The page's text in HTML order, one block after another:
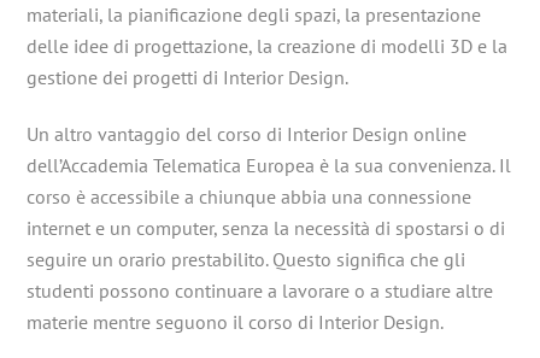
materiali, la pianificazione degli spazi, la presentazione
delle idee di progettazione, la creazione di modelli 3D e la
gestione dei progetti di Interior Design.
Un altro vantaggio del corso di Interior Design online
dell’Accademia Telematica Europea è la sua convenienza. Il
corso è accessibile a chiunque abbia una connessione
internet e un computer, senza la necessità di spostarsi o di
seguire un orario prestabilito. Questo significa che gli
studenti possono continuare a lavorare o a studiare altre
materie mentre seguono il corso di Interior Design.